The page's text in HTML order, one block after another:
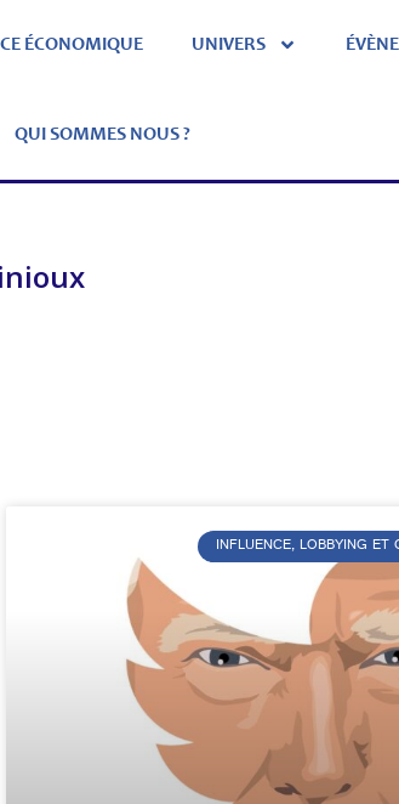
ÉCONOMIQUE UNIVERS
QUI SOMMES NOUS ?
INFLUENCE, LOBBYING ET